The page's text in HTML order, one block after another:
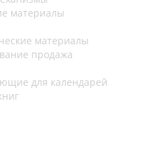
материалы
материалы
продажа
для календарей